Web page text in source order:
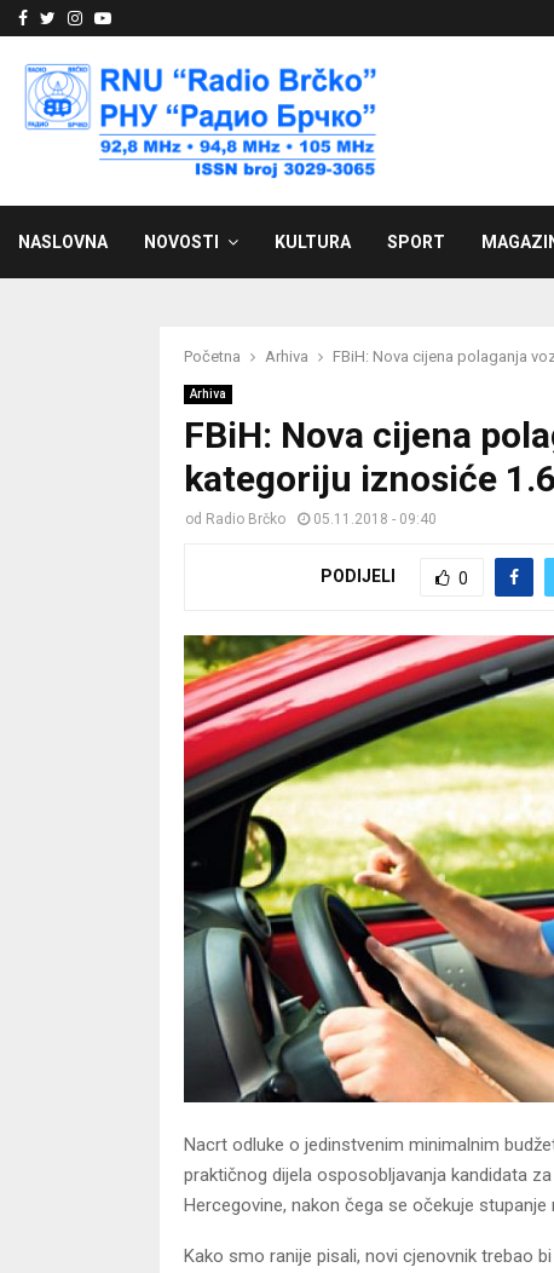
Facebook
Twitter
Instagram
Youtube
NASLOVNA NOVOSTI KULTURA SPORT
Početna Arhiva FBiH: Nova cijena polaganja
Arhiva
FBiH: Nova cijena
kategoriju iznosiće
od Radio Brčko 05.11.2018 - 09:40
PODIJELI 0
Nacrt odluke o jedinstvenim minimalnim
praktičnog dijela osposobljavanja kandidata
Hercegovine, nakon čega se očekuje
Kako smo ranije pisali, novi cjenovnik trebao